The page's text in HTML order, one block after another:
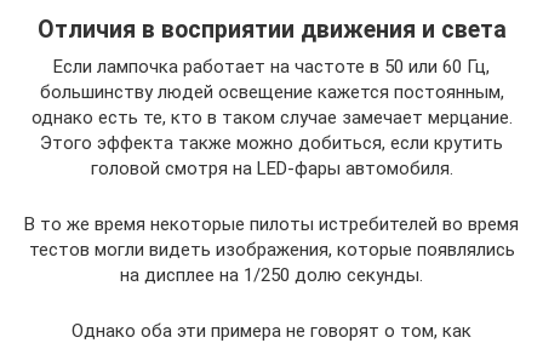
Отличия в восприятии движения и света
Если лампочка работает на частоте в 50 или 60 Гц,
большинству людей освещение кажется постоянным,
однако есть те, кто в таком случае замечает мерцание.
Этого эффекта также можно добиться, если крутить
головой смотря на LED-фары автомобиля.
В то же время некоторые пилоты истребителей во время
тестов могли видеть изображения, которые появлялись
на дисплее на 1/250 долю секунды.
Однако оба эти примера не говорят о том, как